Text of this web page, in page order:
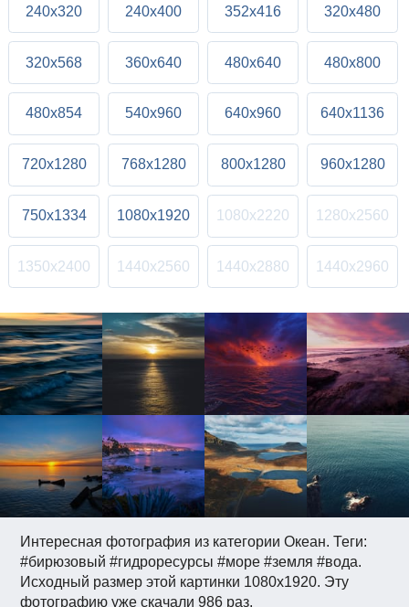
Интересная фотография из категории Океан. Теги:
#бирюзовый #гидроресурсы #море #земля #вода.
Исходный размер этой картинки 1080x1920. Эту
фотографию уже скачали 986 раз.
240x320 240x400 352x416 320x480
320x568 360x640 480x640 480x800
480x854 540x960 640x960 640x1136
720x1280 768x1280 800x1280 960x1280
750x1334 1080x1920 1080x2220 1280x2560
1350x2400 1440x2560 1440x2880 1440x2960